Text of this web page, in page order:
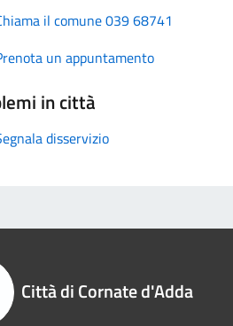
il comune 039 68741
un appuntamento
in città
disservizio
Città di Cornate d'Adda